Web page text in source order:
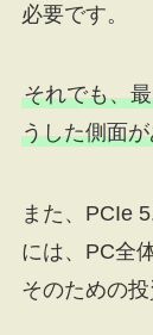
必要です。
それでも、
うした側面
また、PCIe
には、PC全
そのための